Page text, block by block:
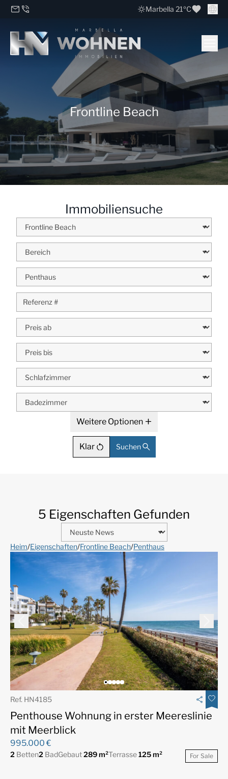
Marbella 21ºC
Frontline Beach
Immobiliensuche
Weitere Optionen
Klar Suchen
5 Eigenschaften Gefunden
Heim/Eigenschaften/Frontline Beach/Penthaus
Ref. HN4185
Penthouse Wohnung in erster Meereslinie
mit Meerblick
995.000 €
2 Betten2 BadGebaut289 m²Terrasse125 m² For Sale